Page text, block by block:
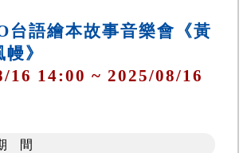
台語繪本故事音樂會《黃
》
16 14:00 ~ 2025/08/16
間